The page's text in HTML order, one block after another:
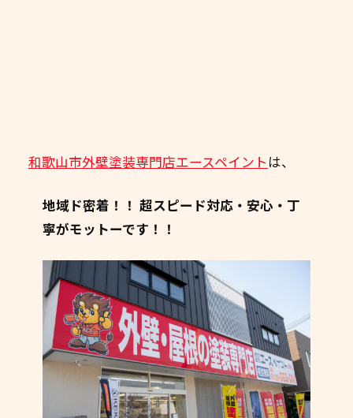
和歌山市外壁塗装専門店エースペイント は、
地域ド密着！！ 超スピード対応・安心・丁
寧がモットーです！！